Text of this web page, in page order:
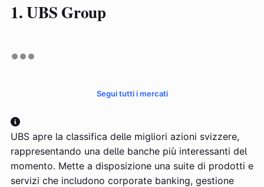
1. UBS Group
Segui tutti i mercati
UBS apre la classifica delle migliori azioni svizzere,
rappresentando una delle banche più interessanti del
momento. Mette a disposizione una suite di prodotti e
servizi che includono corporate banking, gestione